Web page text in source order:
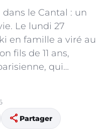
le Cantal : un
Le lundi 27
en famille a viré au
fils de 11 ans,
qui…
share Partager